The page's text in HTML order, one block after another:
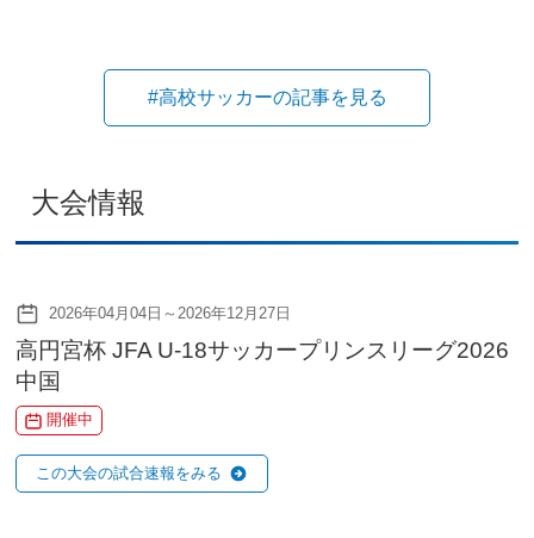
#高校サッカーの記事を見る
大会情報
2026年04月04日～2026年12月27日
高円宮杯 JFA U-18サッカープリンスリーグ2026
中国
開催中
この大会の試合速報をみる